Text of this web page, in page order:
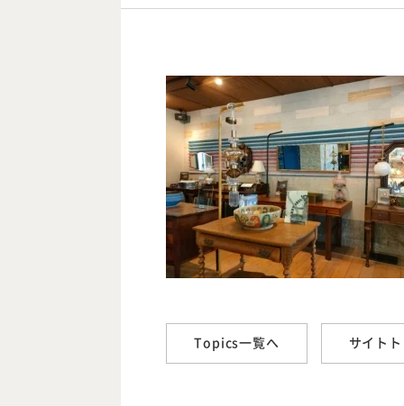
Topics一覧へ サイト